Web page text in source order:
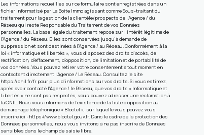
Les informations recueillies sur ce formulaire sont enregistrées dans un
fichier informatisé par La Boite Immo agissant comme Sous-traitant du
traitement pour la gestion de la clientèle/prospects de l'Agence / du
Réseau qui reste Responsable du Traitement de vos Données
personnelles. La base légale du traitement repose sur l'intérêt légitime de
l'Agence / du Réseau. Elles sont conservées jusqu'à demande de
suppression et sont destinées à l'Agence / au Réseau. Conformément à la
loi « informatique et libertés », vous disposez des droits d’accès, de
rectification, d’effacement, d’opposition, de limitation et de portabilité de
vos données. Vous pouvez retirer votre consentement à tout moment en
contactant directement l’Agence / Le Réseau. Consultez le site
https://cnil.fr/frpour plus d’informations sur vos droits. Si vous estimez,
après avoir contacté l'Agence / le Réseau, que vos droits « Informatique et
Libertés » ne sont pas respectés, vous pouvez adresser une réclamation à
la CNIL. Nous vous informons de l’existence de la liste d'opposition au
démarchage téléphonique « Bloctel », sur laquelle vous pouvez vous
inscrire ici : https://www.bloctel.gouv.fr. Dans le cadre de la protection des
Données personnelles, nous vous invitons à ne pas inscrire de Données
sensibles dans le champ de saisie libre.